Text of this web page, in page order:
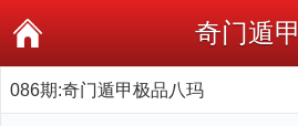
奇门遁甲
086期:奇门遁甲极品八玛